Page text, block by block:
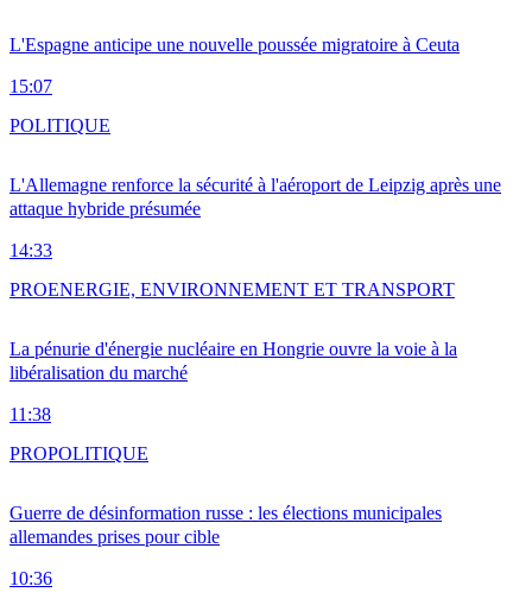
L'Espagne anticipe une nouvelle poussée migratoire à Ceuta
15:07
L'Allemagne renforce la sécurité à l'aéroport de Leipzig après une
attaque hybride présumée
14:33
POLITIQUE
La pénurie d'énergie nucléaire en Hongrie ouvre la voie à la
libéralisation du marché
11:38
PROENERGIE, ENVIRONNEMENT ET TRANSPORT
Guerre de désinformation russe : les élections municipales
allemandes prises pour cible
10:36
PROPOLITIQUE